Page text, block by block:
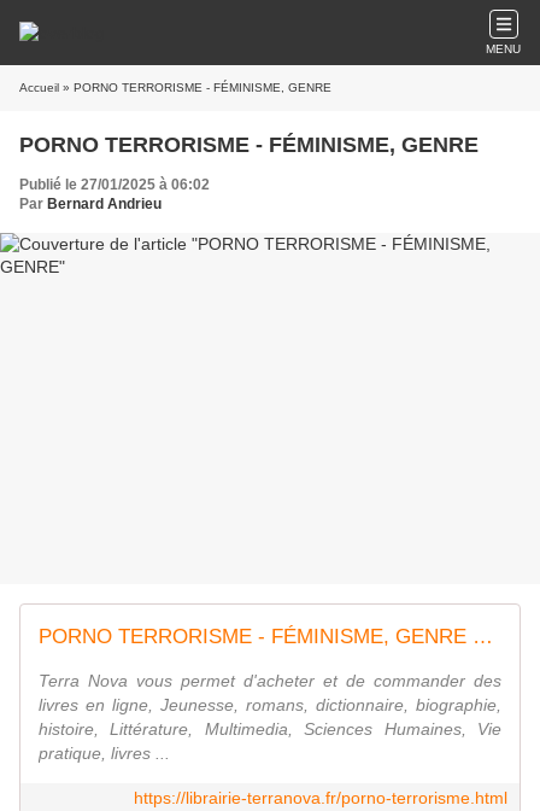
MENU
Accueil » PORNO TERRORISME - FÉMINISME, GENRE
PORNO TERRORISME - FÉMINISME, GENRE
Publié le 27/01/2025 à 06:02
Par Bernard Andrieu
PORNO TERRORISME - FÉMINISME, GENRE ET SEXUALIT - SOCIÉTÉ - Terra Nova
Terra Nova vous permet d'acheter et de commander des
livres en ligne, Jeunesse, romans, dictionnaire, biographie,
histoire, Littérature, Multimedia, Sciences Humaines, Vie
pratique, livres ...
https://librairie-terranova.fr/porno-terrorisme.html